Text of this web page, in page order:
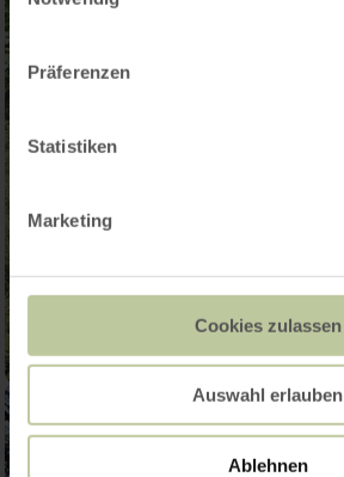
Präferenzen
Statistiken
Marketing
Cookies zulassen
Auswahl erlauben
Ablehnen